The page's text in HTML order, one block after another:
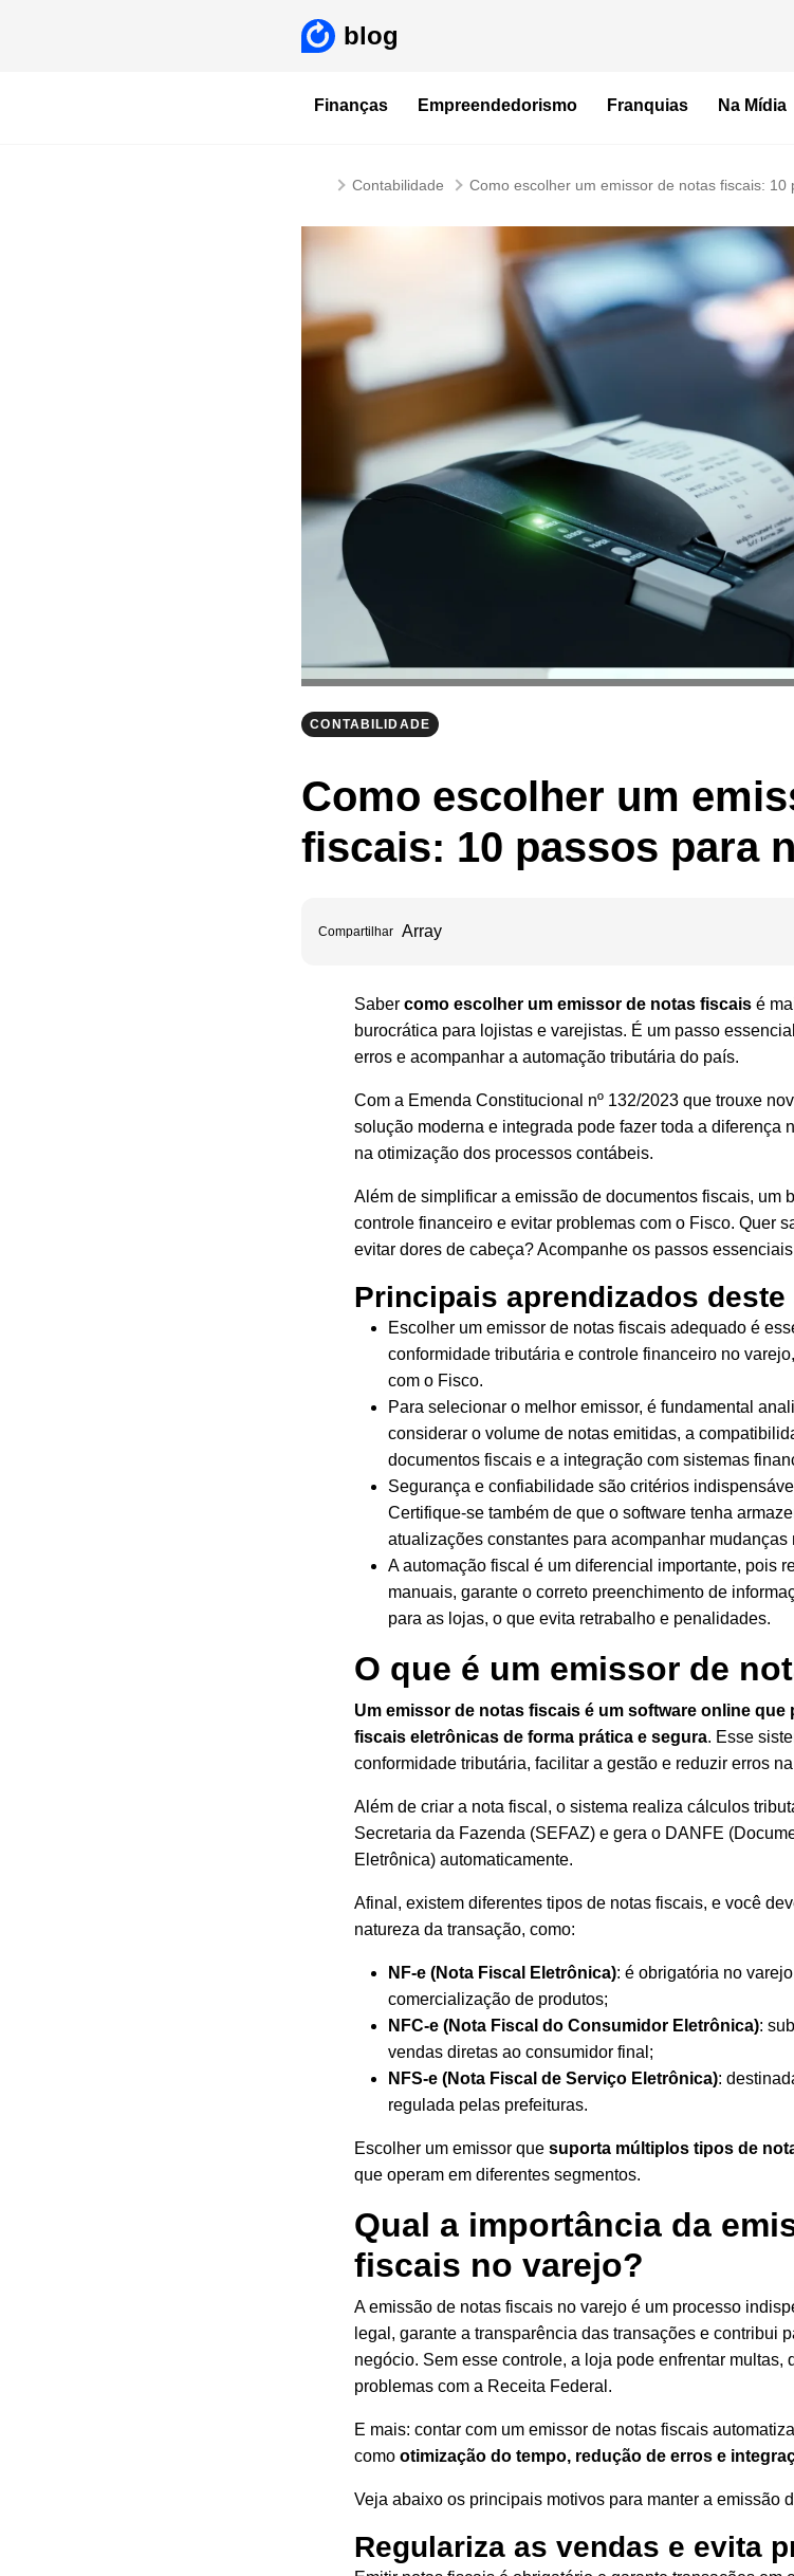
Finanças Empreendedorismo Franquias Na Mídia
blog
Contabilidade Como escolher um emissor de notas fiscais: 10
CONTABILIDADE
Como escolher um
fiscais: 10 passos para
Compartilhar Array
Sabercomo escolher um emissor de notas fiscais é
burocrática para lojistas e varejistas. É um passo
erros e acompanhar a automação tributária do país.
Com a Emenda Constitucional nº 132/2023 que trouxe
solução moderna e integrada pode fazer toda a diferença
na otimização dos processos contábeis.
Além de simplificar a emissão de documentos fiscais, um
controle financeiro e evitar problemas com o Fisco. Quer
evitar dores de cabeça? Acompanhe os passos
Principais aprendizados deste
Escolher um emissor de notas fiscais adequado é
conformidade tributária econtrole financeiro no varejo
com o Fisco.
Para selecionar o melhor emissor, é fundamental
considerar o volume de notas emitidas, a
documentos fiscais e a integração com sistemas
Segurança e confiabilidade são critérios
Certifique-se também de que o software tenha
atualizações constantes para acompanhar mudanças
A automação fiscal é um diferencial importante, pois
manuais, garante o correto preenchimento de
para as lojas, o que evita retrabalho e penalidades.
O que é um emissor de
Um emissor de notas fiscais é um software online que
fiscais eletrônicas de forma prática e segura. Esse
conformidade tributária, facilitar a gestão e reduzir erros
Além de criar a nota fiscal, o sistema realiza cálculos
Secretaria da Fazenda (SEFAZ) e gera o DANFE
Eletrônica) automaticamente.
Afinal, existem diferentes tipos de notas fiscais, e você
natureza da transação, como:
NF-e (Nota Fiscal Eletrônica): é obrigatória no
comercialização de produtos;
NFC-e (Nota Fiscal do Consumidor Eletrônica):
vendas diretas ao consumidor final;
NFS-e (Nota Fiscal de Serviço Eletrônica):
regulada pelas prefeituras.
Escolher um emissor que suporta múltiplos tipos de
que operam em diferentes segmentos.
Qual a importância da
fiscais no varejo?
A emissão de notas fiscais no varejo é um processo
legal, garante a transparência das transações e contribui
negócio. Sem esse controle, a loja pode enfrentar multas,
problemas com a Receita Federal.
E mais: contar com um emissor de notas fiscais
comootimização do tempo, redução de erros e
Veja abaixo os principais motivos para manter a emissão
Regulariza as vendas e evita